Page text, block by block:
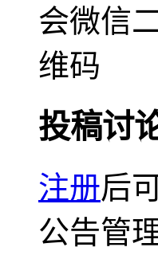
投稿讨
注册后
公告管